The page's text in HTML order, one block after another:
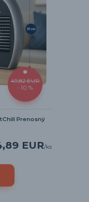
49,82 EUR
- 10 %
Prenosný
EUR/ks